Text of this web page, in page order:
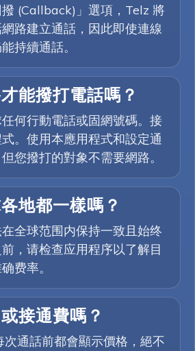
(Callback)」選項，Telz 將
路建立通話，因此即使連線
持續通話。
能撥打電話嗎？
何行動電話或固網號碼。接
。使用本應用程式和設定通
您撥打的對象不需要網路。
地都一樣嗎？
全球范围内保持一致且始终
，请检查应用程序以了解目
费率。
接通費嗎？
通話前都會顯示價格，絕不